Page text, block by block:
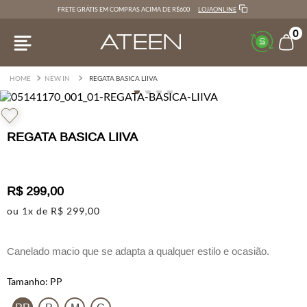
FRETE GRÁTIS EM COMPRAS ACIMA DE R$600 LOJAONLINE
0
NEW IN REGATA BASICA LIIVA
REGATA BASICA LIIVA
R$ 299,00
ou 1x de R$ 299,00
Canelado macio que se adapta a qualquer estilo e ocasião.
Design minimalista com decote arredondado e alças largas que
algodão e poliéster garante conforto prolongado, enquanto o
PP